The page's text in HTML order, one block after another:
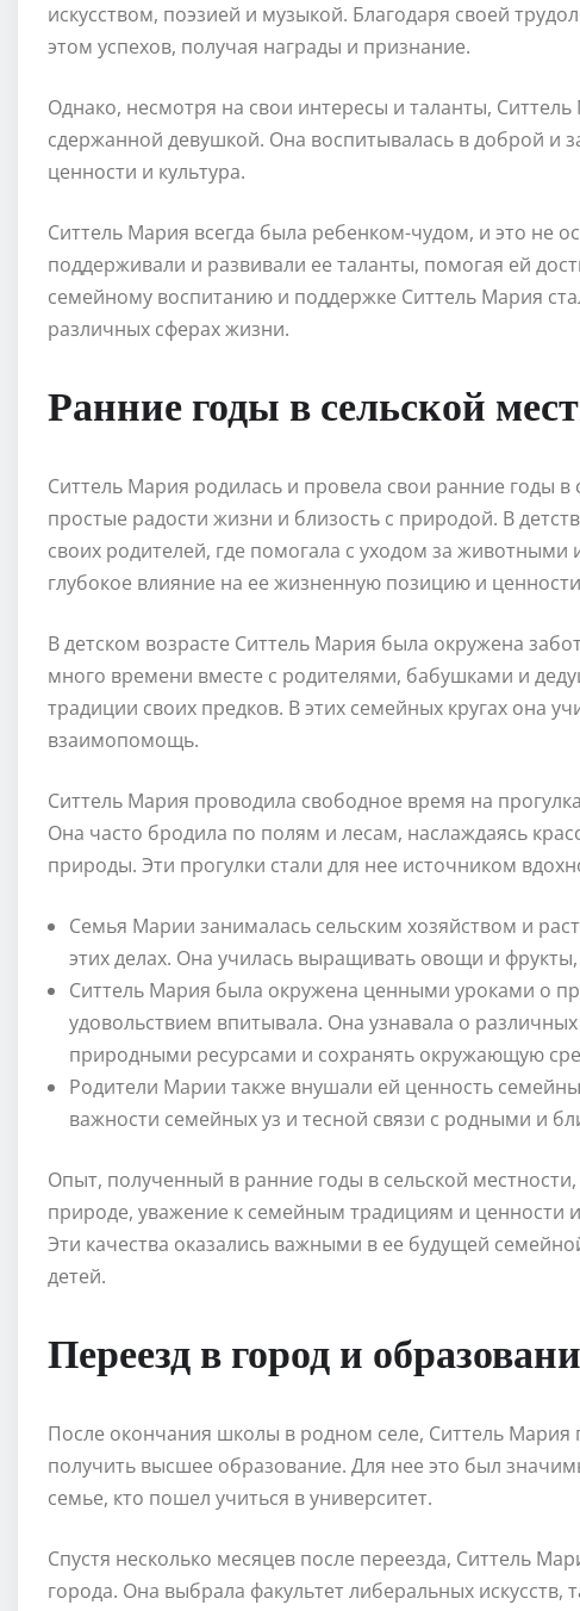
искусством, поэзией и музыкой. Благодаря своей
этом успехов, получая награды и признание.
Однако, несмотря на свои интересы и таланты,
сдержанной девушкой. Она воспитывалась в доброй и
ценности и культура.
Ситтель Мария всегда была ребенком-чудом, и это не
поддерживали и развивали ее таланты, помогая ей
семейному воспитанию и поддержке Ситтель Мария
различных сферах жизни.
Ранние годы в сельской
Ситтель Мария родилась и провела свои ранние годы в
простые радости жизни и близость с природой. В
своих родителей, где помогала с уходом за животными
глубокое влияние на ее жизненную позицию и
В детском возрасте Ситтель Мария была окружена
много времени вместе с родителями, бабушками и
традиции своих предков. В этих семейных кругах она
взаимопомощь.
Ситтель Мария проводила свободное время на
Она часто бродила по полям и лесам, наслаждаясь
природы. Эти прогулки стали для нее источником
Семья Марии занималась сельским хозяйством и
этих делах. Она училась выращивать овощи и
Ситтель Мария была окружена ценными уроками о
удовольствием впитывала. Она узнавала о
природными ресурсами и сохранять окружающую
Родители Марии также внушали ей ценность
важности семейных уз и тесной связи с родными и
Опыт, полученный в ранние годы в сельской
природе, уважение к семейным традициям и
Эти качества оказались важными в ее будущей
детей.
Переезд в город и
После окончания школы в родном селе, Ситтель
получить высшее образование. Для нее это был
семье, кто пошел учиться в университет.
Спустя несколько месяцев после переезда, Ситтель
города. Она выбрала факультет либеральных искусств,